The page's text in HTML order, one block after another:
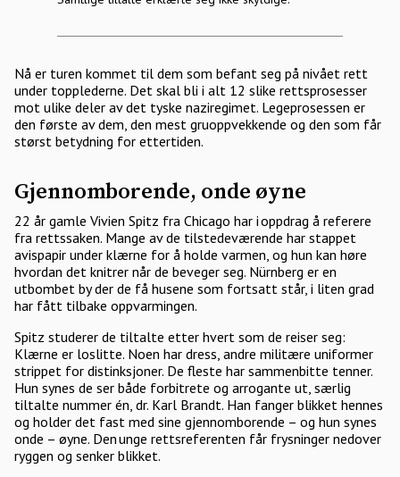
Nå er turen kommet til dem som befant seg på nivået rett
under topplederne. Det skal bli i alt 12 slike rettsprosesser
mot ulike deler av det tyske naziregimet. Legeprosessen er
den første av dem, den mest gruoppvekkende og den som får
størst betydning for ettertiden.
Gjennomborende, onde øyne
22 år gamle Vivien Spitz fra Chicago har i oppdrag å referere
fra rettssaken. Mange av de tilstedeværende har stappet
avispapir under klærne for å holde varmen, og hun kan høre
hvordan det knitrer når de beveger seg. Nürnberg er en
utbombet by der de få husene som fortsatt står, i liten grad
har fått tilbake oppvarmingen.
Spitz studerer de tiltalte etter hvert som de reiser seg:
Klærne er loslitte. Noen har dress, andre militære uniformer
strippet for distinksjoner. De fleste har sammenbitte tenner.
Hun synes de ser både forbitrete og arrogante ut, særlig
tiltalte nummer én, dr. Karl Brandt. Han fanger blikket hennes
og holder det fast med sine gjennomborende – og hun synes
onde – øyne. Den unge rettsreferenten får frysninger nedover
ryggen og senker blikket.